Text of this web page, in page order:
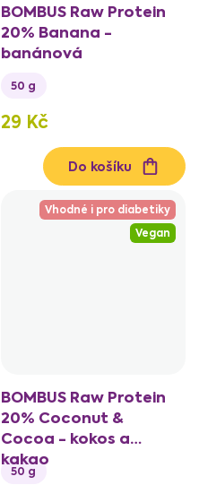
BOMBUS Raw Protein
20% Banana -
banánová
50 g
29 Kč
Do košíku
Vhodné i pro diabetiky
Vegan
BOMBUS Raw Protein
20% Coconut &
Cocoa - kokos a
kakao
50 g